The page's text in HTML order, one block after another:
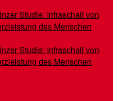
Studie: Infraschall von
des Menschen
Studie: Infraschall von
des Menschen